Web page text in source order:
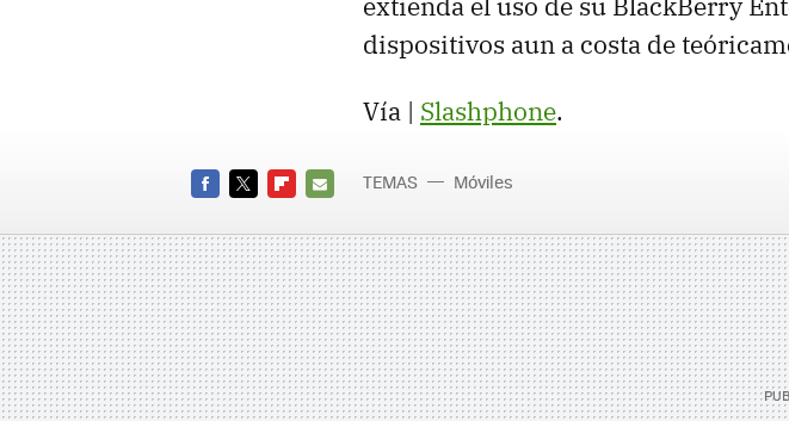
dispositivos aun a costa de
Vía | Slashphone.
MAIL
TEMAS Móviles